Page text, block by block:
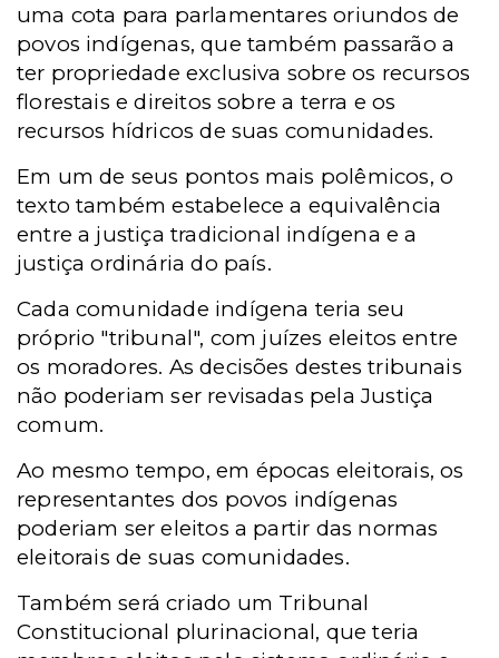
uma cota para parlamentares oriundos de
povos indígenas, que também passarão a
ter propriedade exclusiva sobre os recursos
florestais e direitos sobre a terra e os
recursos hídricos de suas comunidades.
Em um de seus pontos mais polêmicos, o
texto também estabelece a equivalência
entre a justiça tradicional indígena e a
justiça ordinária do país.
Cada comunidade indígena teria seu
próprio "tribunal", com juízes eleitos entre
os moradores. As decisões destes tribunais
não poderiam ser revisadas pela Justiça
comum.
Ao mesmo tempo, em épocas eleitorais, os
representantes dos povos indígenas
poderiam ser eleitos a partir das normas
eleitorais de suas comunidades.
Também será criado um Tribunal
Constitucional plurinacional, que teria